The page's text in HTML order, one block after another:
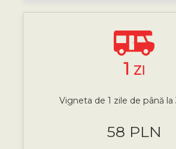
1 ZI
Vigneta de 1 zile de până la
58 PLN